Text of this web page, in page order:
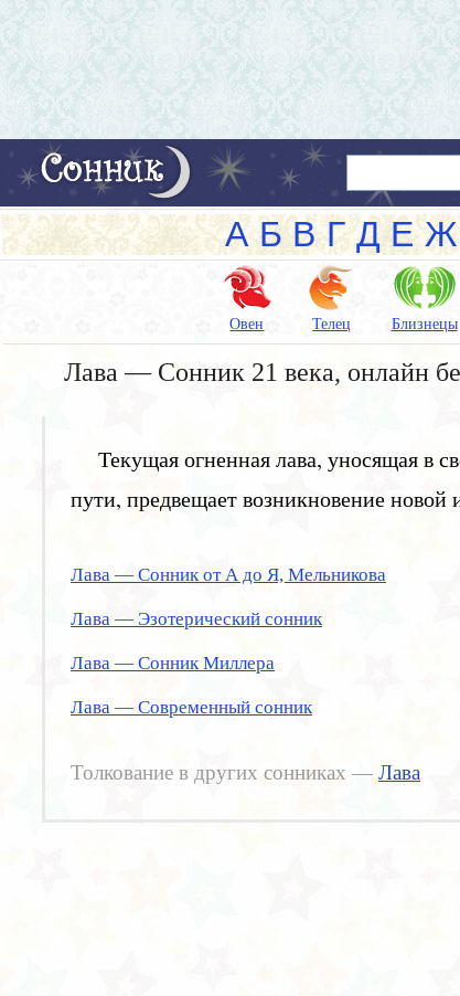
А Б В Г Д Е Ж
Овен Телец Близнецы
Лава — Сонник 21 века, онлайн
Текущая огненная лава, уносящая в
пути, предвещает возникновение
Лава — Сонник от А до Я, Мельникова
Лава — Эзотерический сонник
Лава — Сонник Миллера
Лава — Современный сонник
Толкование в других сонниках — Лава